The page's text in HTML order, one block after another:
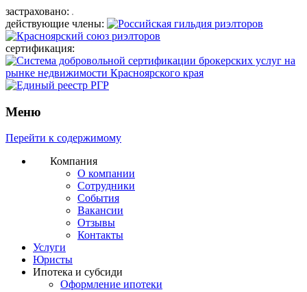
застраховано:
действующие члены:
сертификация:
Меню
Перейти к содержимому
Компания
О компании
Сотрудники
События
Вакансии
Отзывы
Контакты
Услуги
Юристы
Ипотека и субсиди
Оформление ипотеки